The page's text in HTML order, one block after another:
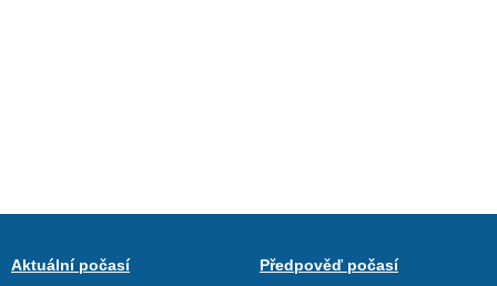
Aktuální počasí
Předpověď počasí